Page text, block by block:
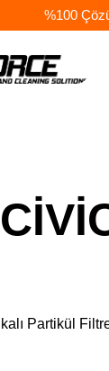
%100
Partikül